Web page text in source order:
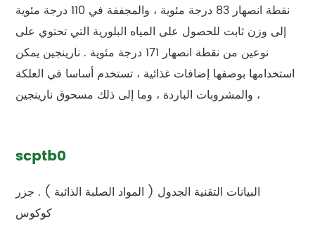
نقطة انصهار 83 درجة مئوية ، والمجففة في 110 درجة مئوية
إلى وزن ثابت للحصول على المياه البلورية التي تحتوي على
نوعين من نقطة انصهار 171 درجة مئوية . نارينجين يمكن
استخدامها بوصفها إضافات غذائية ، تستخدم أساسا في العلكة
، والمشروبات الباردة ، وما إلى ذلك مسحوق نارينجين
scptb0
البيانات التقنية الجدول ( المواد الصلبة الذائبة ) . جزر
كوكوس